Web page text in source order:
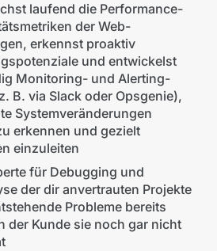
laufend die Performance-
der Web-
erkennst proaktiv
und entwickelst
Monitoring- und Alerting-
B. via Slack oder Opsgenie),
Systemveränderungen
erkennen und gezielt
einzuleiten
für Debugging und
der dir anvertrauten Projekte
Probleme bereits
der Kunde sie noch gar nicht